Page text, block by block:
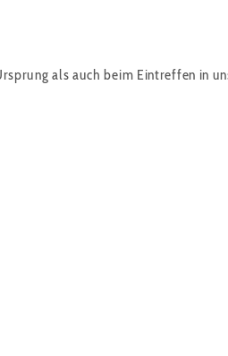
als auch beim Eintreffen in